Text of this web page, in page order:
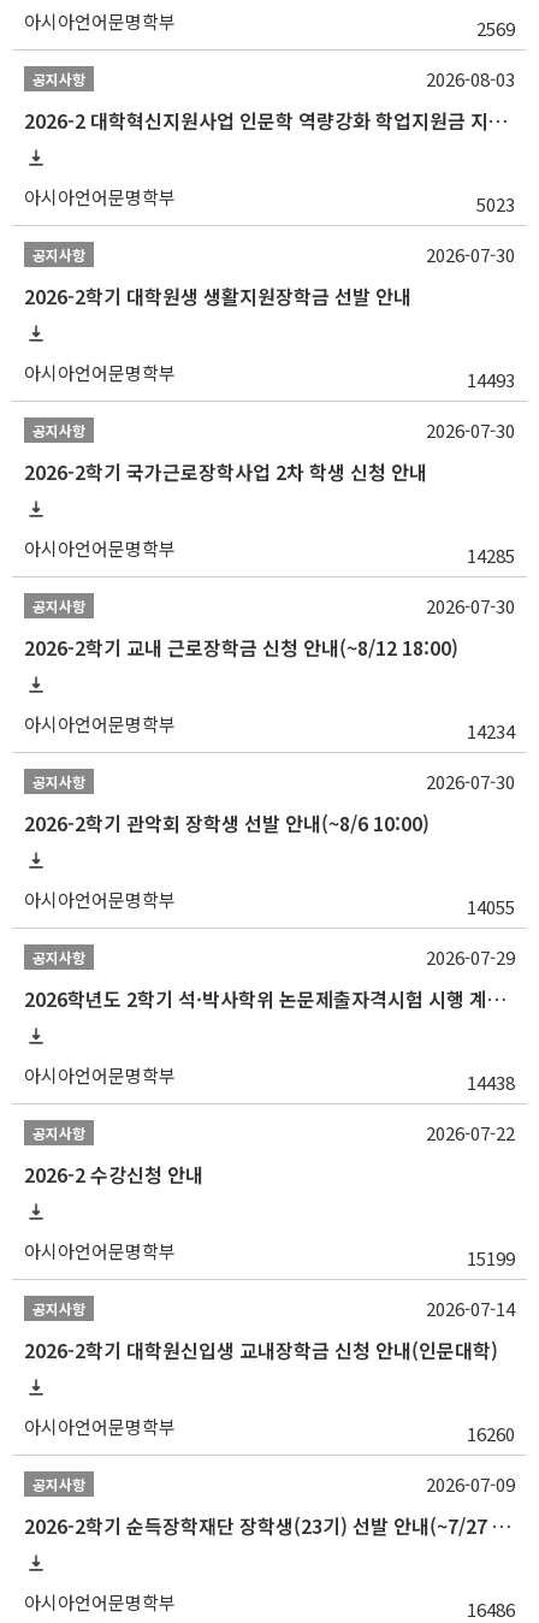
아시아언어문명학부 2569
공지사항
2026-2 대학혁신지원사업 인문학 역량강화 학업지원금 지원 선발 안내 (학/석/박사)
아시아언어문명학부 5023
2026-08-03
공지사항
2026-2학기 대학원생 생활지원장학금 선발 안내
아시아언어문명학부 14493
2026-07-30
공지사항
2026-2학기 국가근로장학사업 2차 학생 신청 안내
아시아언어문명학부 14285
2026-07-30
공지사항
2026-2학기 교내 근로장학금 신청 안내(~8/12 18:00)
아시아언어문명학부 14234
2026-07-30
공지사항
2026-2학기 관악회 장학생 선발 안내(~8/6 10:00)
아시아언어문명학부 14055
2026-07-30
공지사항
2026학년도 2학기 석·박사학위 논문제출자격시험 시행 계획 공고
아시아언어문명학부 14438
2026-07-29
공지사항
2026-2 수강신청 안내
아시아언어문명학부 15199
2026-07-22
공지사항
2026-2학기 대학원신입생 교내장학금 신청 안내(인문대학)
아시아언어문명학부 16260
2026-07-14
공지사항
2026-2학기 순득장학재단 장학생(23기) 선발 안내(~7/27 10:00)
아시아언어문명학부 16486
2026-07-09